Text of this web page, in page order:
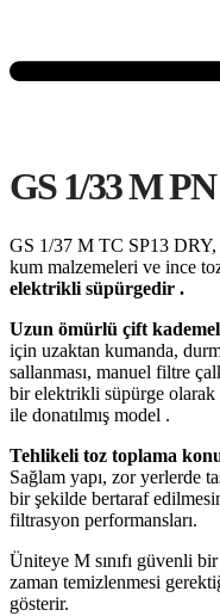
GS 1/33 M PN
GS 1/37 M TC SP13 DRY,
kum malzemeleri ve ince
elektrikli süpürgedir .
Uzun ömürlü çift
için uzaktan kumanda,
sallanması, manuel filtre
bir elektrikli süpürge
ile donatılmış model .
Tehlikeli toz toplama
Sağlam yapı, zor yerlerde
bir şekilde bertaraf
filtrasyon performansları.
Üniteye M sınıfı güvenli
zaman temizlenmesi
gösterir.